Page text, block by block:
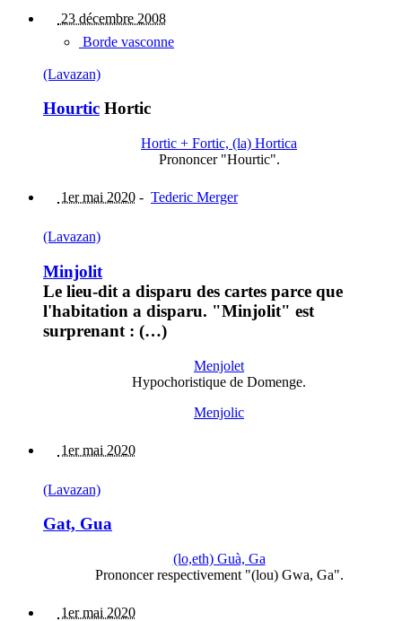
23 décembre 2008
Borde vasconne
(Lavazan)
Hourtic Hortic
Hortic + Fortic, (la) Hortica
Prononcer "Hourtic".
1er mai 2020 - Tederic Merger
(Lavazan)
Minjolit
Le lieu-dit a disparu des cartes parce que
l'habitation a disparu. "Minjolit" est
surprenant : (…)
Menjolet
Hypochoristique de Domenge.
Menjolic
1er mai 2020
(Lavazan)
Gat, Gua
(lo,eth) Guà, Ga
Prononcer respectivement "(lou) Gwa, Ga".
1er mai 2020